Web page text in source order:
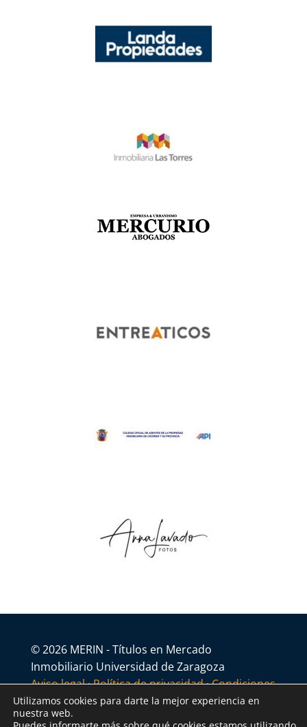
© 2026 MERIN - Títulos en Mercado
Inmobiliario Universidad de Zaragoza
Aviso legal·Política de privacidad·Condiciones
generales
Utilizamos cookies para darte la mejor experiencia en
nuestra web.